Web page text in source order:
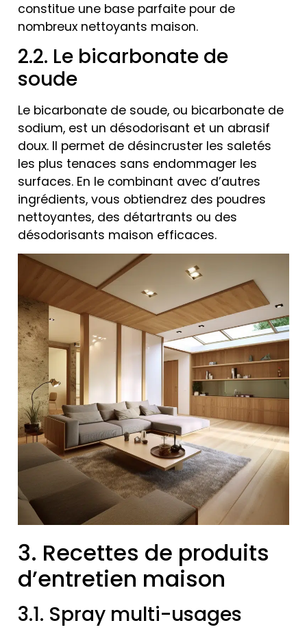
constitue une base parfaite pour de
nombreux nettoyants maison.
2.2. Le bicarbonate de
soude
Le bicarbonate de soude, ou bicarbonate de
sodium, est un désodorisant et un abrasif
doux. Il permet de désincruster les saletés
les plus tenaces sans endommager les
surfaces. En le combinant avec d’autres
ingrédients, vous obtiendrez des poudres
nettoyantes, des détartrants ou des
désodorisants maison efficaces.
3. Recettes de produits
d’entretien maison
3.1. Spray multi-usages